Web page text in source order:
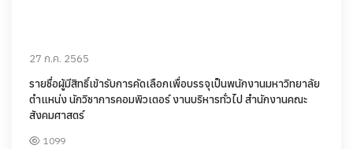
27 ก.ค. 2565
รายชื่อผู้มีสิทธิ์เข้ารับการคัดเลือกเพื่อบรรจุเป็นพนักงานมหาวิทยาลัย
ตำแหน่ง นักวิชาการคอมพิวเตอร์ งานบริหารทั่วไป สำนักงานคณะ
สังคมศาสตร์
1099